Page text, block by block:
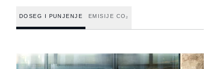
DOSEG I PUNJENJE EMISIJE CO₂